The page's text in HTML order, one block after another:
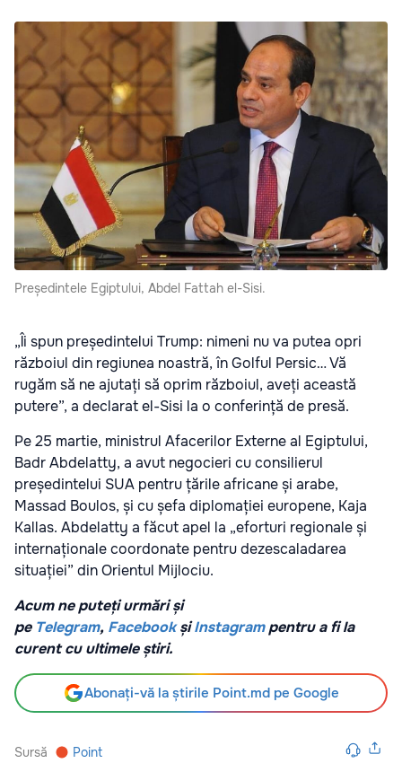
Președintele Egiptului, Abdel Fattah el-Sisi.
„Îi spun președintelui Trump: nimeni nu va putea opri
războiul din regiunea noastră, în Golful Persic… Vă
rugăm să ne ajutați să oprim războiul, aveți această
putere”, a declarat el-Sisi la o conferință de presă.
Pe 25 martie, ministrul Afacerilor Externe al Egiptului,
Badr Abdelatty, a avut negocieri cu consilierul
președintelui SUA pentru țările africane și arabe,
Massad Boulos, și cu șefa diplomației europene, Kaja
Kallas. Abdelatty a făcut apel la „eforturi regionale și
internaționale coordonate pentru dezescaladarea
situației” din Orientul Mijlociu.
Acum ne puteți urmări și
pe Telegram, Facebook șiInstagrampentru a fi la
curent cu ultimele știri.
Abonați-vă la știrile Point.md pe Google
Sursă Point